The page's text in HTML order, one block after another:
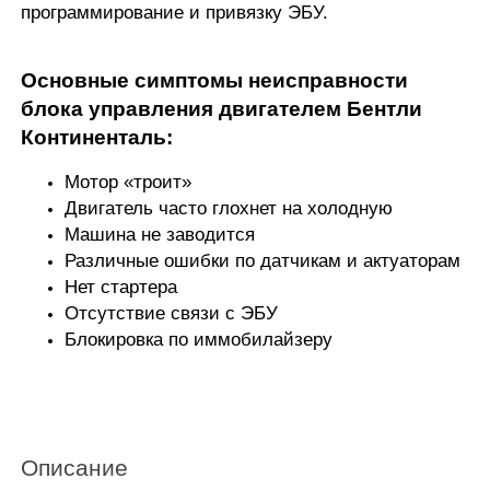
программирование и привязку ЭБУ.
Основные симптомы неисправности
блока управления двигателем Бентли
Континенталь:
Мотор «троит»
Двигатель часто глохнет на холодную
Машина не заводится
Различные ошибки по датчикам и актуаторам
Нет стартера
Отсутствие связи с ЭБУ
Блокировка по иммобилайзеру
Описание